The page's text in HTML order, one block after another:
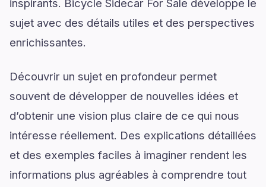
inspirants. Bicycle Sidecar For Sale développe le
sujet avec des détails utiles et des perspectives
enrichissantes.
Découvrir un sujet en profondeur permet
souvent de développer de nouvelles idées et
d’obtenir une vision plus claire de ce qui nous
intéresse réellement. Des explications détaillées
et des exemples faciles à imaginer rendent les
informations plus agréables à comprendre tout